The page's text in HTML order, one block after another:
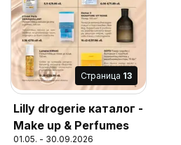
Cтраница 13
Lilly drogerie каталог -
Make up & Perfumes
01.05. - 30.09.2026